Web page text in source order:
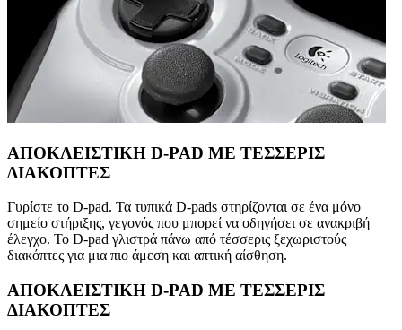
ΑΠΟΚΛΕΙΣΤΙΚΗ D-PAD ΜΕ ΤΕΣΣΕΡΙΣ
ΔΙΑΚΟΠΤΕΣ
Γυρίστε το D-pad. Τα τυπικά D-pads στηρίζονται σε ένα μόνο
σημείο στήριξης, γεγονός που μπορεί να οδηγήσει σε ανακριβή
έλεγχο. Το D-pad γλιστρά πάνω από τέσσερις ξεχωριστούς
διακόπτες για μια πιο άμεση και απτική αίσθηση.
ΑΠΟΚΛΕΙΣΤΙΚΗ D-PAD ΜΕ ΤΕΣΣΕΡΙΣ
ΔΙΑΚΟΠΤΕΣ